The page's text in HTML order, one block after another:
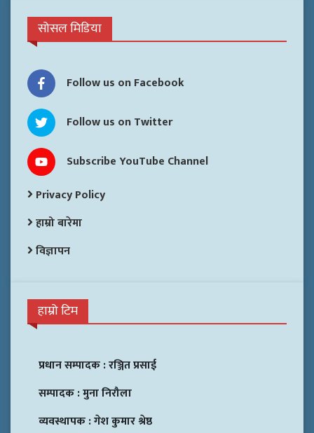
सोसल मिडिया
Follow us on Facebook
Follow us on Twitter
Subscribe YouTube Channel
Privacy Policy
हाम्रो बारेमा
विज्ञापन
हाम्रो टिम
प्रधान सम्पादक :रञ्जित प्रसाई
सम्पादक :मुना निरौला
व्यवस्थापक :गेश कुमार श्रेष्ठ